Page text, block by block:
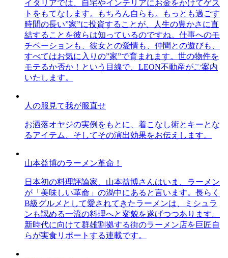
イタリアでは、自宅やインテリアにお金をかけてゲス
トをもてなします。もちろん自らも。もっとも過ごす
時間の長い”家”に投資することが、人生の豊かさに直
結することを彼らは知っているのですね。仕事へのモ
チベーションも、彼女との愛情も、仲間との遊びも、
すべてはお気に入りの”家”で育まれます。世の物件を
モテるか否か！という目線で、LEON不動産がご案内
いたします。
人の服見て我が服直せ
お洒落オヤジの実例をもとに、着こなし術とキーとな
るアイテム、そしてその演出効果をお伝えします。
山本益博のラーメン革命！
日本初の料理評論家、山本益博さんはいま、ラーメン
が「美味しい革命」の渦中にあると言います。長らく
B級グルメとして愛されてきたラーメンは、ミシュラ
ンも認める一流の料理へと変貌を遂げつつあります。
新時代に向けて群雄割拠する街のラーメン店を巨匠自
らが実食リポートする連載です。